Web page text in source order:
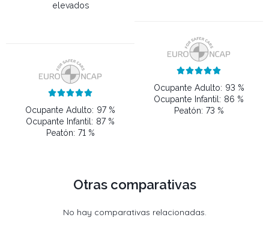
elevados

Ocupante Adulto: 97 %
Ocupante Infantil: 87 %
Peatón: 71 %

Ocupante Adulto: 93 %
Ocupante Infantil: 86 %
Peatón: 73 %
Otras comparativas
No hay comparativas relacionadas.